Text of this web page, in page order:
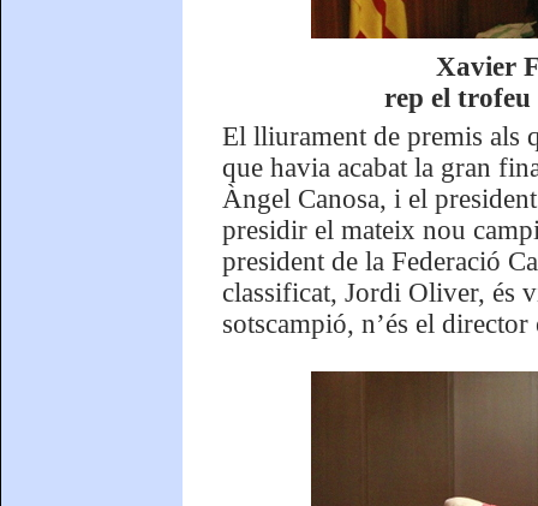
Xavier
rep el trofeu
El lliurament de premis als
que havia acabat la gran
Àngel Canosa, i el
presidir el mateix nou
president de la Federació
classificat, Jordi Oliver, és
sotscampió, n’és el